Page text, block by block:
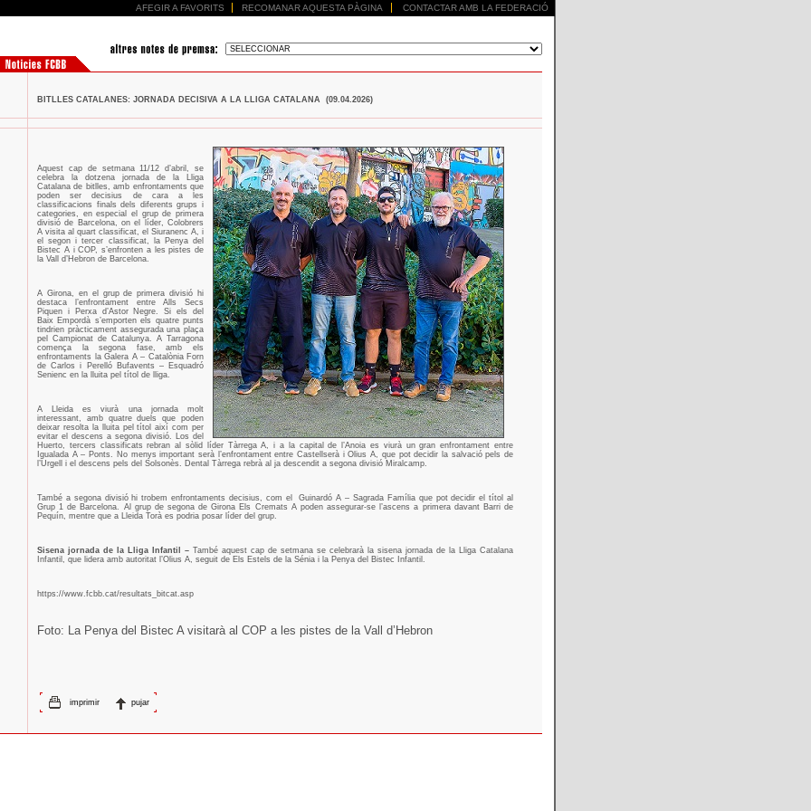
AFEGIR A FAVORITS RECOMANAR AQUESTA PÀGINA CONTACTAR AMB LA FEDERACIÓ
BITLLES CATALANES: JORNADA DECISIVA A LA LLIGA CATALANA (09.04.2026)
Aquest cap de setmana 11/12 d’abril, se
celebra la dotzena jornada de la Lliga
Catalana de bitlles, amb enfrontaments que
poden ser decisius de cara a les
classificacions finals dels diferents grups i
categories, en especial el grup de primera
divisió de Barcelona, on el líder, Colobrers
A visita al quart classificat, el Siuranenc A, i
el segon i tercer classificat, la Penya del
Bistec A i COP, s’enfronten a les pistes de
la Vall d’Hebron de Barcelona.
A Girona, en el grup de primera divisió hi
destaca l’enfrontament entre Alls Secs
Piquen i Perxa d’Astor Negre. Si els del
Baix Empordà s’emporten els quatre punts
tindrien pràcticament assegurada una plaça
pel Campionat de Catalunya. A Tarragona
comença la segona fase, amb els
enfrontaments la Galera A – Catalònia Forn
de Carlos i Perelló Bufavents – Esquadró
Senienc en la lluita pel títol de lliga.
A Lleida es viurà una jornada molt
interessant, amb quatre duels que poden
deixar resolta la lluita pel títol així com per
evitar el descens a segona divisió. Los del
Huerto, tercers classificats rebran al sòlid líder Tàrrega A, i a la capital de l’Anoia es viurà un gran enfrontament entre
Igualada A – Ponts. No menys important serà l’enfrontament entre Castellserà i Olius A, que pot decidir la salvació pels de
l’Urgell i el descens pels del Solsonès. Dental Tàrrega rebrà al ja descendit a segona divisió Miralcamp.
També a segona divisió hi trobem enfrontaments decisius, com el
Guinardó A – Sagrada Família que pot decidir el títol al
Grup 1 de Barcelona. Al grup de segona de Girona Els Cremats A poden assegurar-se l’ascens a primera davant Barri de
Pequín, mentre que a Lleida Torà es podria posar líder del grup.
Sisena jornada de la Lliga Infantil – També aquest cap de setmana se celebrarà la sisena jornada de la Lliga Catalana
Infantil, que lidera amb autoritat l’Olius A, seguit de Els Estels de la Sénia i la Penya del Bistec Infantil.
https://www.fcbb.cat/resultats_bitcat.asp
Foto: La Penya del Bistec A visitarà al COP a les pistes de la Vall d’Hebron
imprimir pujar